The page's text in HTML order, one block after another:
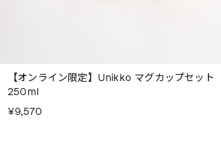
【オンライン限定】Unikko マグカップセット
250ml
¥9,570